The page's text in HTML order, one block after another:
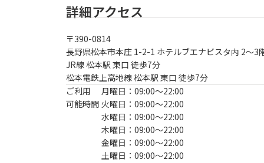
詳細アクセス
〒390-0814
長野県松本市本庄 1-2-1 ホテルブエナビスタ内 2～3
JR線 松本駅 東口 徒歩7分
松本電鉄上高地線 松本駅 東口 徒歩7分
ご利用
可能時間
月曜日：09:00〜22:00
火曜日：09:00〜22:00
水曜日：09:00〜22:00
木曜日：09:00〜22:00
金曜日：09:00〜22:00
土曜日：09:00〜22:00